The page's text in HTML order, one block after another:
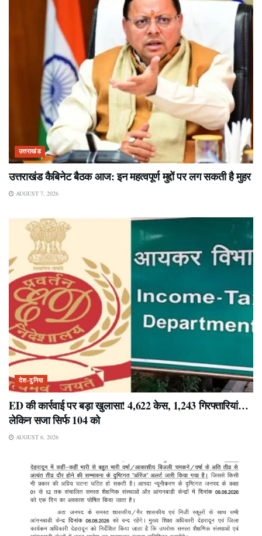
उत्तराखंड
उत्तराखंड कैबिनेट बैठक आज: इन महत्वपूर्ण मुद्दों पर लग सकती है मुहर
AUGUST 7, 2026
देश-दुनिया
ED की कार्रवाई पर बड़ा खुलासा! 4,622 केस, 1,243 गिरफ्तारियां…
लेकिन सजा सिर्फ 104 को
AUGUST 6, 2026